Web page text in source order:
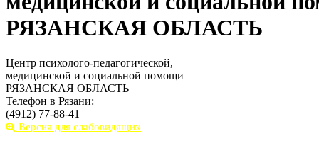
РЯЗАНСКАЯ ОБЛАСТЬ
Центр психолого-педагогической,
медицинской и социальной помощи
РЯЗАНСКАЯ ОБЛАСТЬ
Телефон в Рязани:
(4912) 77-88-41
Версия для слабовидящих